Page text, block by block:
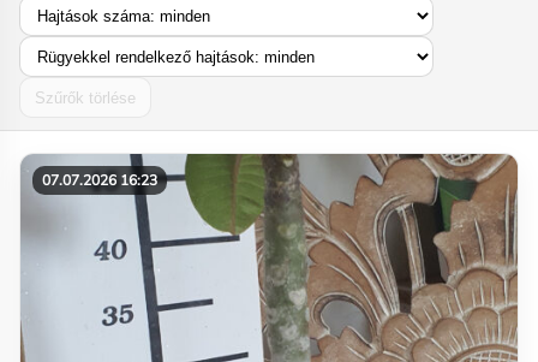
Szűrők törlése
07.07.2026 16:23